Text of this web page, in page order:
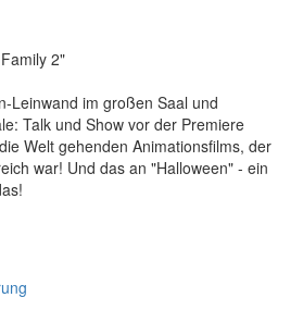
Leinwand im großen Saal und
Talk und Show vor der Premiere
Welt gehenden Animationsfilms, der
war! Und das an "Halloween" - ein